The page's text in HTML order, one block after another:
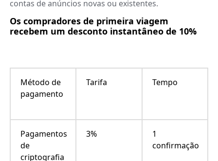
contas de anúncios novas ou existentes.
Os compradores de primeira viagem
recebem um desconto instantâneo de 10%
Método de
pagamento
Tarifa Tempo
Pagamentos
de
criptografia
3%
1
confirmação